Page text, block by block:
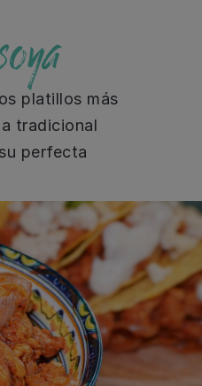
platillos más
tradicional
perfecta